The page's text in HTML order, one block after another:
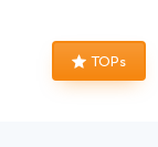
TOPs